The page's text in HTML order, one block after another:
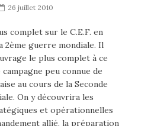
26 juillet 2010
complet sur le C.E.F. en
2ème guerre mondiale. Il
le plus complet à ce
peu connue de
au cours de la Seconde
On y découvrira les
et opérationnelles
allié, la préparation